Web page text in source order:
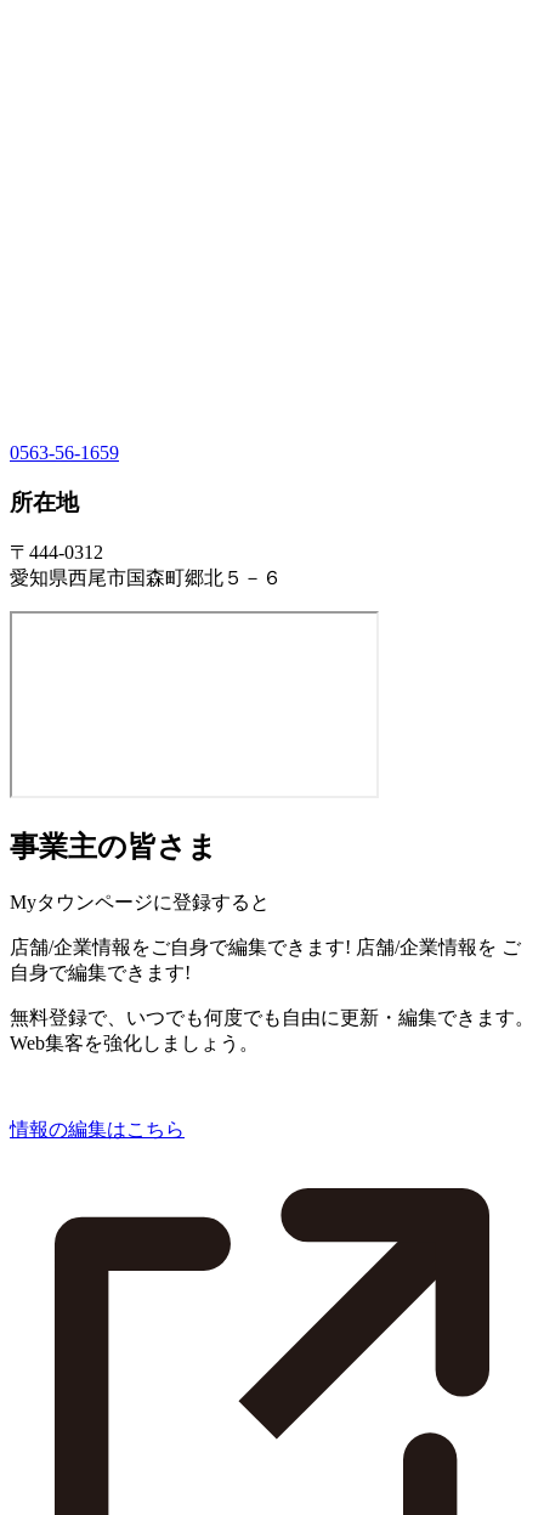
0563-56-1659
所在地
〒444-0312
愛知県西尾市国森町郷北５－６
事業主の皆さま
Myタウンページに登録すると
店舗/企業情報をご自身で編集できます! 店舗/企業情報を ご
自身で編集できます!
無料登録で、いつでも何度でも自由に更新・編集できます。
Web集客を強化しましょう。
情報の編集はこちら